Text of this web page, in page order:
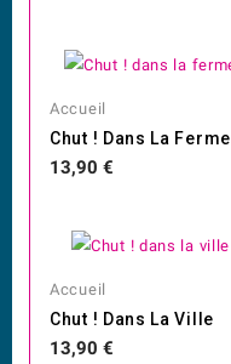
Accueil
Chut ! Dans La Ferme
Prix
13,90 €
Accueil
Chut ! Dans La Ville
Prix
13,90 €